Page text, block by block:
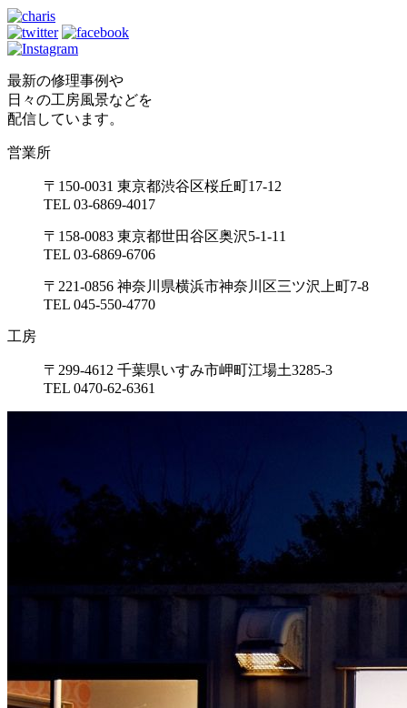
最新の修理事例や
日々の工房風景などを
配信しています。
営業所
〒150-0031 東京都渋谷区桜丘町17-12
TEL 03-6869-4017
〒158-0083 東京都世田谷区奥沢5-1-11
TEL 03-6869-6706
〒221-0856 神奈川県横浜市神奈川区三ツ沢上町7-8
TEL 045-550-4770
工房
〒299-4612 千葉県いすみ市岬町江場土3285-3
TEL 0470-62-6361